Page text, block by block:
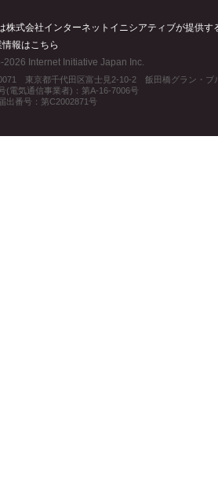
株式会社インターネットイニシアティブが提供
情報はこちら
Internet Initiative Japan Inc.
東京都千代田区富士見2-10-2 飯田橋グラン・ブ
(電気通信事業者)：第A-16-7006号
出番号：第C2002871号